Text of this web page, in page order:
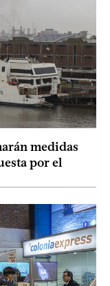
medidas
por el